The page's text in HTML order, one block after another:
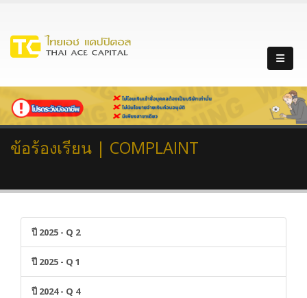
ข้อร้องเรียน | COMPLAINT
ปี 2025 - Q 2
ปี 2025 - Q 1
ปี 2024 - Q 4